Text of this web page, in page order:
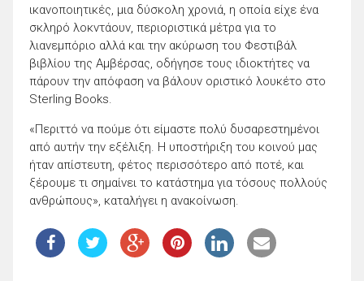
ικανοποιητικές, μια δύσκολη χρονιά, η οποία είχε ένα
σκληρό λοκντάουν, περιοριστικά μέτρα για το
λιανεμπόριο αλλά και την ακύρωση του Φεστιβάλ
βιβλίου της Αμβέρσας, οδήγησε τους ιδιοκτήτες να
πάρουν την απόφαση να βάλουν οριστικό λουκέτο στο
Sterling Books.
«Περιττό να πούμε ότι είμαστε πολύ δυσαρεστημένοι
από αυτήν την εξέλιξη. Η υποστήριξη του κοινού μας
ήταν απίστευτη, φέτος περισσότερο από ποτέ, και
ξέρουμε τι σημαίνει το κατάστημα για τόσους πολλούς
ανθρώπους», καταλήγει η ανακοίνωση.